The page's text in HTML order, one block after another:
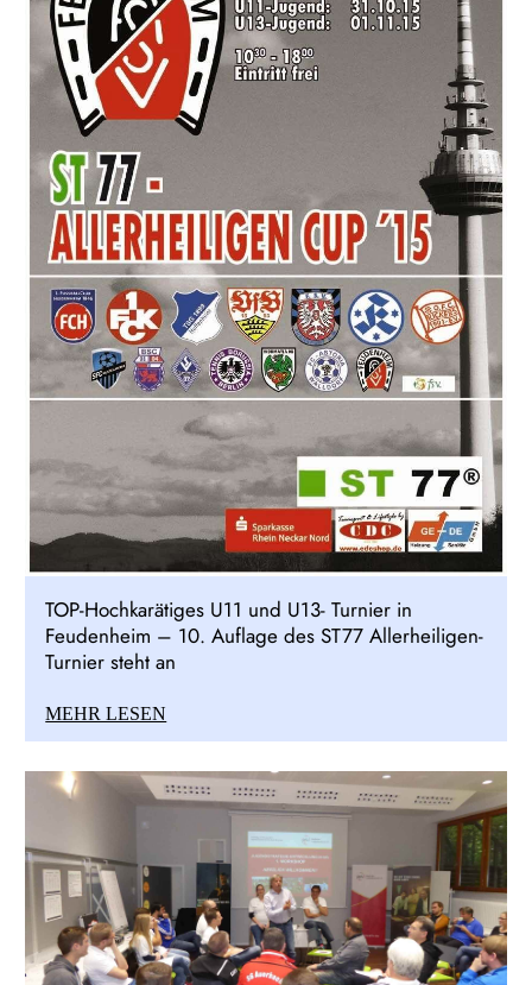
TOP-Hochkarätiges U11 und U13- Turnier in
Feudenheim – 10. Auflage des ST77 Allerheiligen-
Turnier steht an
MEHR LESEN